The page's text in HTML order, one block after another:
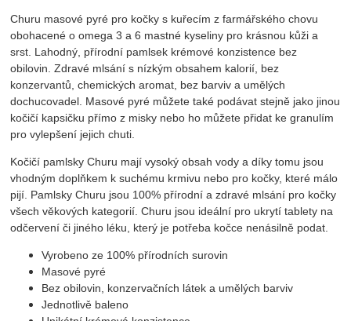
Churu masové pyré pro kočky s kuřecím z farmářského chovu
obohacené o omega 3 a 6 mastné kyseliny pro krásnou kůži a
srst. Lahodný, přírodní pamlsek krémové konzistence bez
obilovin. Zdravé mlsání s nízkým obsahem kalorií, bez
konzervantů, chemických aromat, bez barviv a umělých
dochucovadel. Masové pyré můžete také podávat stejně jako jinou
kočičí kapsičku přímo z misky nebo ho můžete přidat ke granulím
pro vylepšení jejich chuti.
Kočičí pamlsky Churu mají vysoký obsah vody a díky tomu jsou
vhodným doplňkem k suchému krmivu nebo pro kočky, které málo
pijí. Pamlsky Churu jsou 100% přírodní a zdravé mlsání pro kočky
všech věkových kategorií. Churu jsou ideální pro ukrytí tablety na
odčervení či jiného léku, který je potřeba kočce nenásilně podat.
Vyrobeno ze 100% přírodních surovin
Masové pyré
Bez obilovin, konzervačních látek a umělých barviv
Jednotlivě baleno